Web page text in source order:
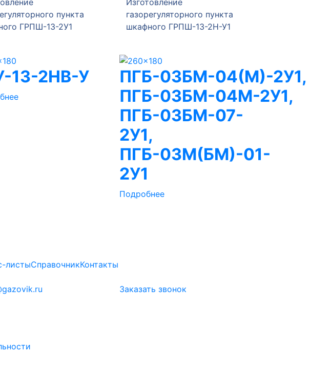
пункта
ГРПШ-13-2Н-У1
Изготовление и отгрузка
газорегуляторного пункта
ГРПШ-РДНК-1000/2
13-2НВ-У
ПГБ-03БМ-04(М)-2У1,
ПГБ-03БМ-04М-2У1,
ПГБ-03БМ-07-
2У1,
ПГБ-03М(БМ)-01-
2У1
Подробнее
листыСправочникКонтакты
Заказать звонок